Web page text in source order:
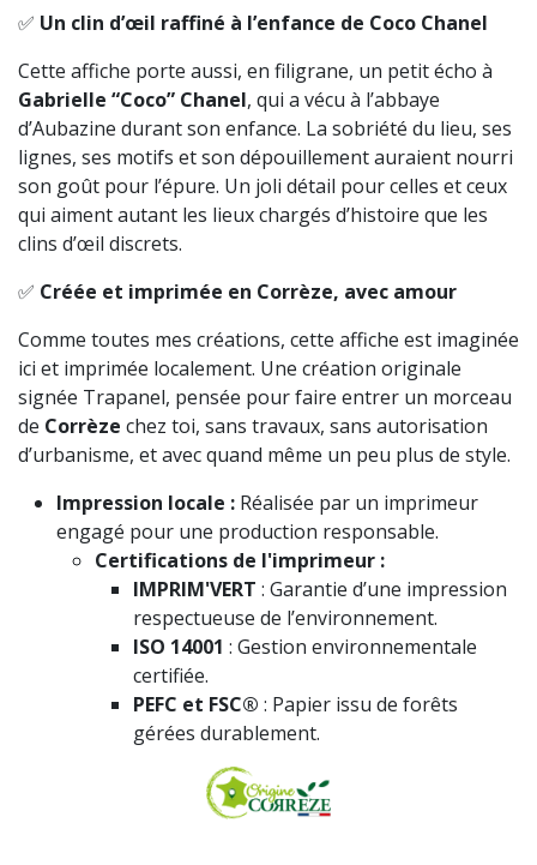
✅ Un clin d’œil raffiné à l’enfance de Coco Chanel
Cette affiche porte aussi, en filigrane, un petit écho à
Gabrielle “Coco” Chanel, qui a vécu à l’abbaye
d’Aubazine durant son enfance. La sobriété du lieu, ses
lignes, ses motifs et son dépouillement auraient nourri
son goût pour l’épure. Un joli détail pour celles et ceux
qui aiment autant les lieux chargés d’histoire que les
clins d’œil discrets.
✅ Créée et imprimée en Corrèze, avec amour
Comme toutes mes créations, cette affiche est imaginée
ici et imprimée localement. Une création originale
signée Trapanel, pensée pour faire entrer un morceau
de Corrèze chez toi, sans travaux, sans autorisation
d’urbanisme, et avec quand même un peu plus de style.
Impression locale : Réalisée par un imprimeur
engagé pour une production responsable.
Certifications de l'imprimeur :
IMPRIM'VERT : Garantie d’une impression
respectueuse de l’environnement.
ISO 14001 : Gestion environnementale
certifiée.
PEFC et FSC® : Papier issu de forêts
gérées durablement.